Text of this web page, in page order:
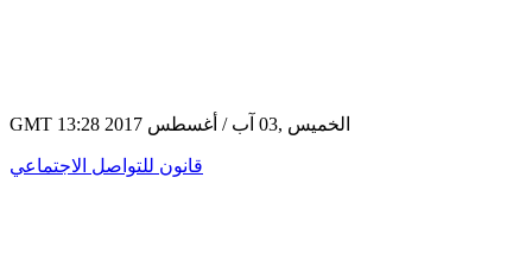
GMT 13:28 2017 الخميس ,03 آب / أغسطس
قانون للتواصل الاجتماعي